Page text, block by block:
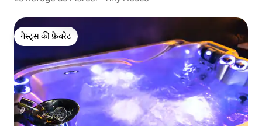
गेस्ट्स की फ़ेवरेट
गेस्ट्स की फ़ेवरेट